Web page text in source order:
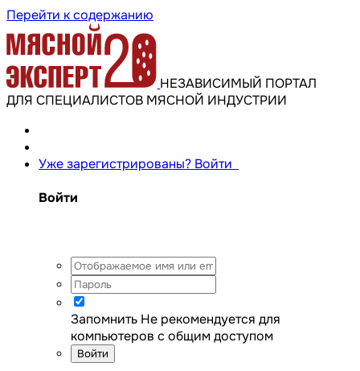
Перейти к содержанию
НЕЗАВИСИМЫЙ ПОРТАЛ
ДЛЯ СПЕЦИАЛИСТОВ МЯСНОЙ ИНДУСТРИИ
Уже зарегистрированы? Войти
Войти
Запомнить Не рекомендуется для
компьютеров с общим доступом
Войти